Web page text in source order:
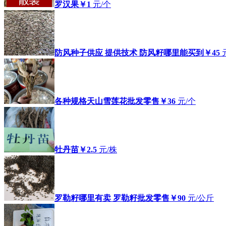
罗汉果￥1 元/个
防风种子供应 提供技术 防风籽哪里能买到 ￥45
各种规格天山雪莲花批发零售 ￥36 元/个
牡丹苗￥2.5 元/株
罗勒籽哪里有卖 罗勒籽批发零售 ￥90 元/公斤